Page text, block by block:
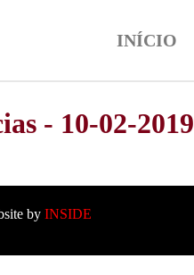
INÍCIO
- 10-02-2019
by INSIDE